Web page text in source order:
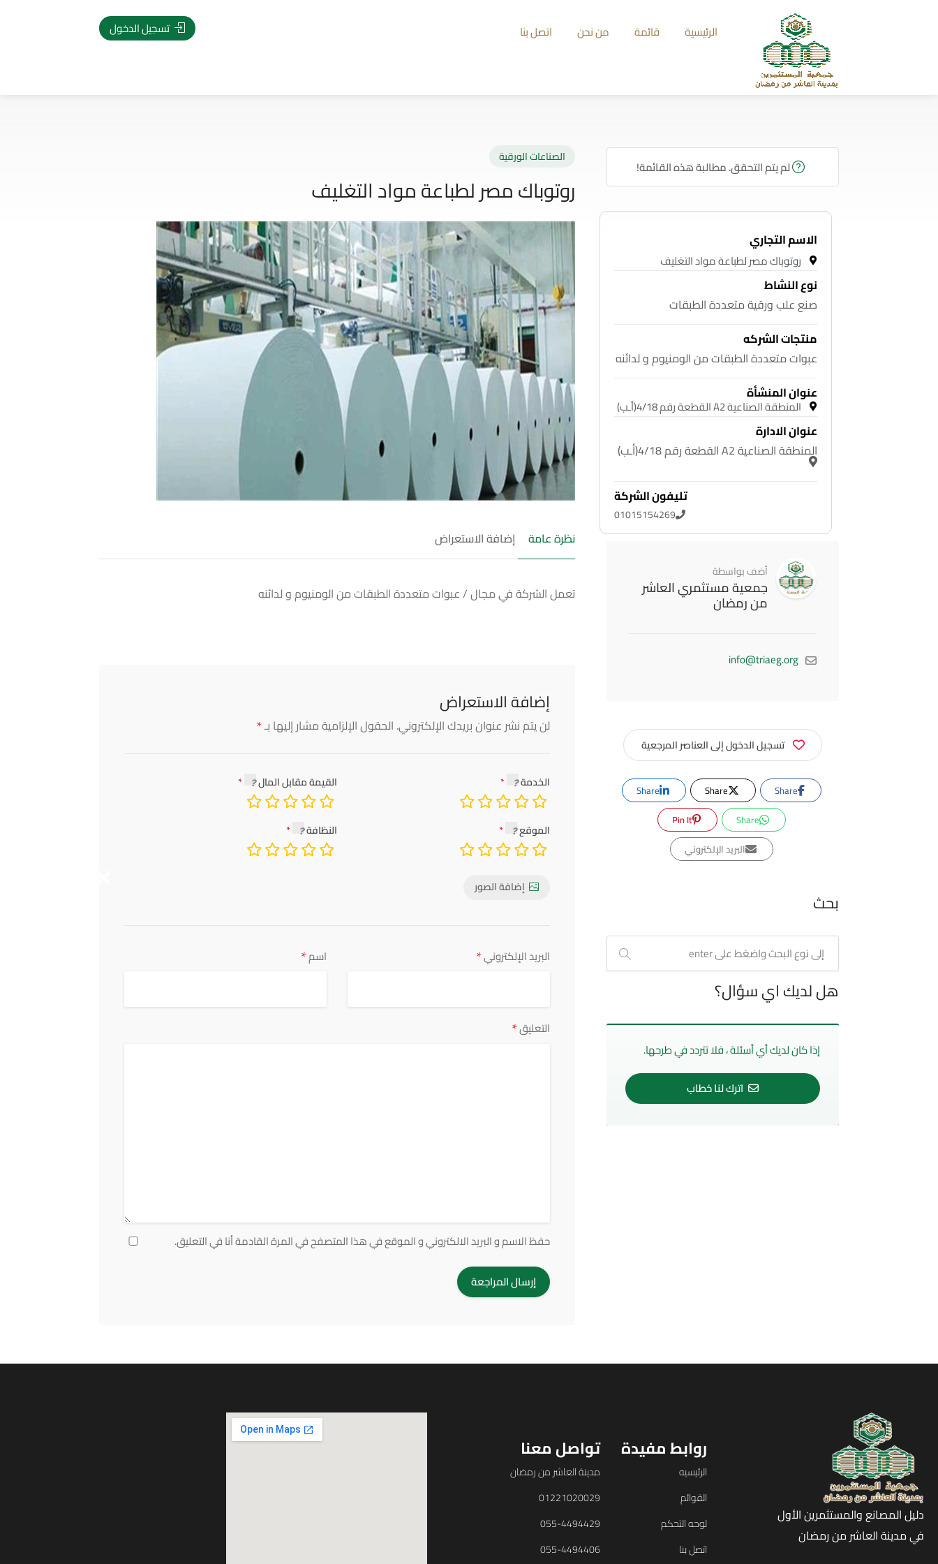
الرئيسية قائمة من نحن اتصل بنا تسجيل الدخول
الصناعات الورقية
روتوباك مصر لطباعة مواد التغليف
نظرة عامة إضافة الاستعراض
تعمل الشركة في مجال / عبوات متعددة الطبقات من الومنيوم و لدائنه
إضافة الاستعراض
لن يتم نشر عنوان بريدك الإلكتروني. الحقول الإلزامية مشار إليها بـ*
الخدمة القيمة مقابل المال
الموقع النظافة
إضافة الصور
اسم* البريد الإلكتروني*
التعليق*
حفظ الاسم و البريد الالكتروني و الموقع في هذا المتصفح في المرة القادمة أنا في التعليق.
لم يتم التحقق. مطالبة هذه القائمة!
الاسم التجاري
روتوباك مصر لطباعة مواد التغليف
نوع النشاط
صنع علب ورقية متعددة الطبقات
منتجات الشركه
عبوات متعددة الطبقات من الومنيوم و لدائنه
عنوان المنشأة
المنطقة الصناعية A2 القطعة رقم 4/18(أـب)
عنوان الادارة
المنطقة الصناعية A2 القطعة رقم 4/18(أـب)
تليفون الشركة
01015154269
أضف بواسطة
جمعية مستثمري العاشر
من رمضان
info@triaeg.org
تسجيل الدخول إلى العناصر المرجعية
Share
Share
Share
Share
Pin It
البريد الإلكتروني
بحث
هل لديك اي سؤال؟
إذا كان لديك أي أسئلة ، فلا تتردد في طرحها.
اترك لنا خطاب
دليل المصانع والمستثمرين الأول
في مدينة العاشر من رمضان
روابط مفيدة
الرئيسيه
القوائم
لوحه التحكم
اتصل بنا
تواصل معنا
مدينة العاشر من رمضان
01221020029
055-4494429
055-4494406